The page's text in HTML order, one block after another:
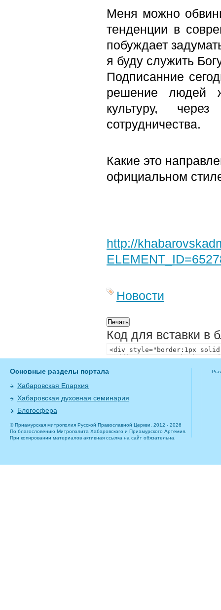
Меня можно
тенденции в
побуждает
я буду служить
Подписанние
решение людей
культуру,
сотрудничества.
Какие это
официальном
http://
Новости
Код для вставки в
Основные разделы портала
Хабаровская Епархия
Хабаровская духовная семинария
Блогосфера
© Приамурская митрополия Русской Православной Церкви, 2012 - 2026
По благословению Митрополита Хабаровского и Приамурского Артемия.
При копировании материалов активная ссылка на сайт обязательна.